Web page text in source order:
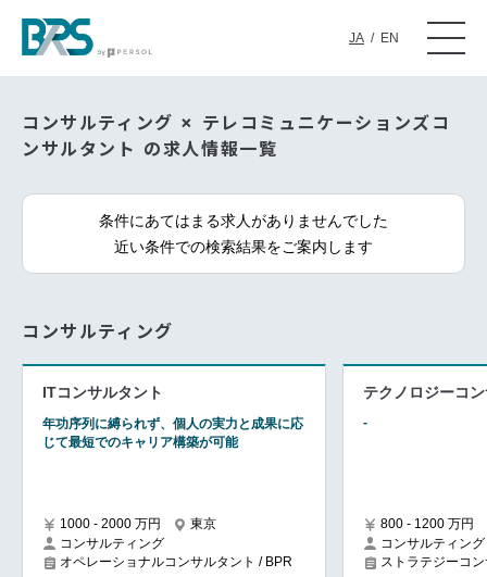
JA / EN
コンサルティング × テレコミュニケーションズコ
ンサルタント の求人情報一覧
条件にあてはまる求人がありませんでした
近い条件での検索結果をご案内します
コンサルティング
ITコンサルタント
年功序列に縛られず、個人の実力と成果に応
じて最短でのキャリア構築が可能
1000 - 2000 万円
東京
コンサルティング
オペレーショナルコンサルタント / BPR
テクノロジーコ
-
800 - 1200 万円
コンサルティング
ストラテジーコ